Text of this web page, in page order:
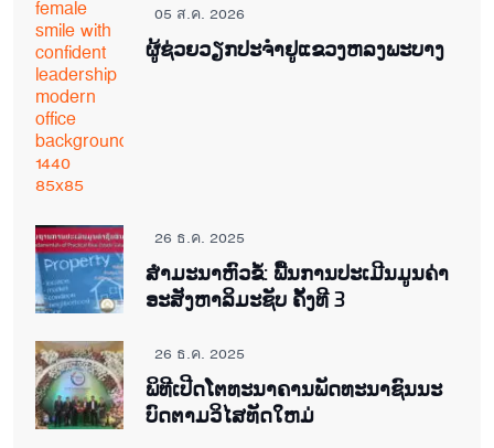
05 ส.ค. 2026
ຜູ້ຊ່ວຍ​ວຽກປະ​ຈຳ​ຢູ​​ແຂວງຫລງ​ພະ​ບາງ
26 ธ.ค. 2025
ສຳມະນາຫົວຂໍ້: ພື້ນການປະເມີນມູນຄ່າ
ອະສັງຫາລິມະຊັບ ຄັ້ງທີ 3
26 ธ.ค. 2025
ພິ​ທີ​ເປີດ​ໂຕ​ທະ​ນາ​ຄານ​ພັດ​ທະ​ນາ​ຊົນ​ນະ​
ບົດ​ຕາມ​ວິ​ໄສ​ທັດ​ໃຫມ່